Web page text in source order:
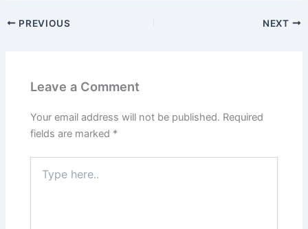
PREVIOUS NEXT
Leave a Comment
Your email address will not be published. Required
fields are marked *
here..